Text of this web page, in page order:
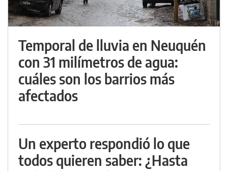
Temporal de lluvia en Neuquén
con 31 milímetros de agua:
cuáles son los barrios más
afectados
Un experto respondió lo que
todos quieren saber: ¿Hasta